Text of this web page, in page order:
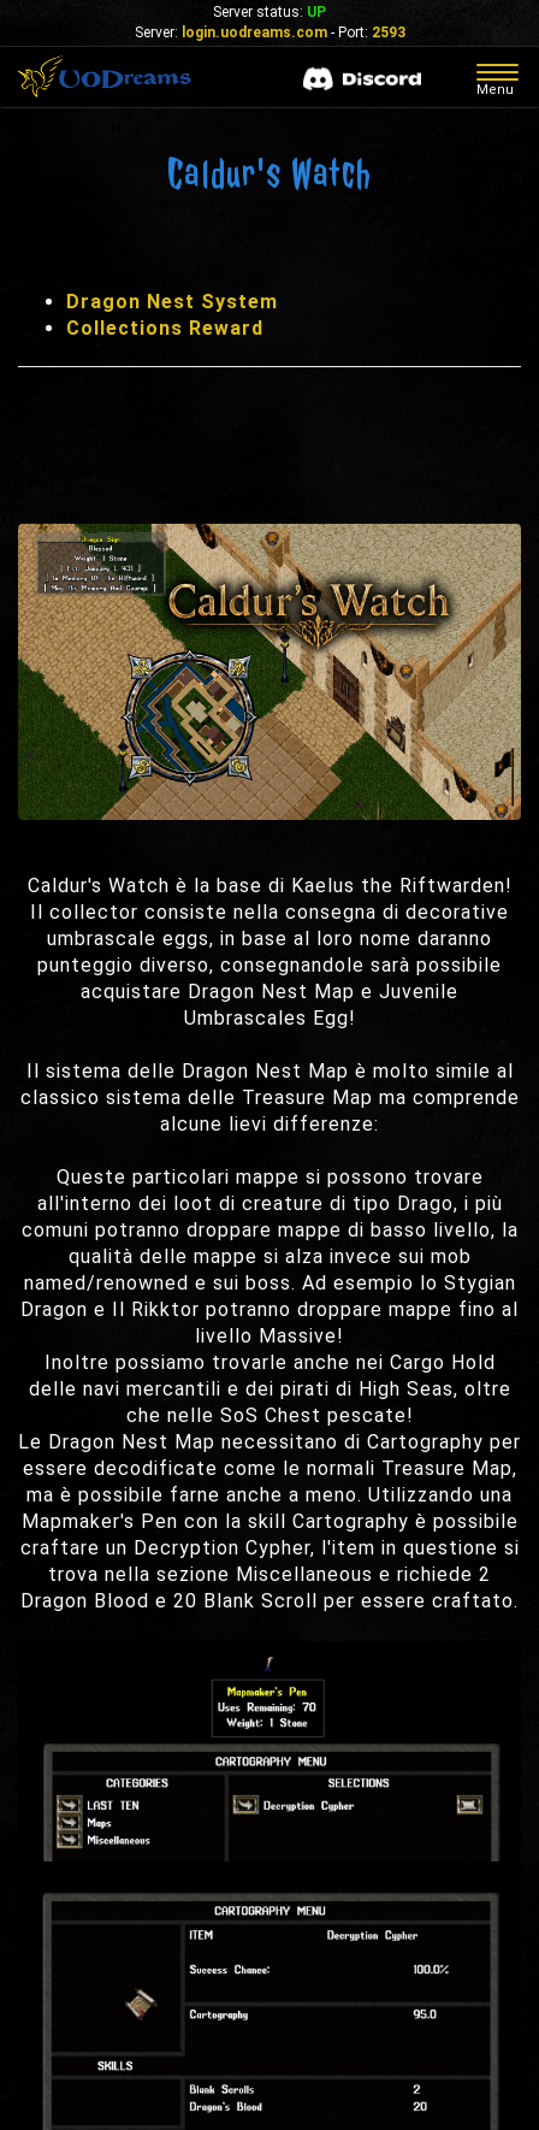
Server status: UP
Server: login.uodreams.com- Port: 2593
Menu
Caldur's Watch
Dragon Nest System
Collections Reward
Caldur's Watch è la base di Kaelus the Riftwarden!
Il collector consiste nella consegna di decorative
umbrascale eggs, in base al loro nome daranno
punteggio diverso, consegnandole sarà possibile
acquistare Dragon Nest Map e Juvenile
Umbrascales Egg!
Il sistema delle Dragon Nest Map è molto simile al
classico sistema delle Treasure Map ma comprende
alcune lievi differenze:
Queste particolari mappe si possono trovare
all'interno dei loot di creature di tipo Drago, i più
comuni potranno droppare mappe di basso livello, la
qualità delle mappe si alza invece sui mob
named/renowned e sui boss. Ad esempio lo Stygian
Dragon e Il Rikktor potranno droppare mappe fino al
livello Massive!
Inoltre possiamo trovarle anche nei Cargo Hold
delle navi mercantili e dei pirati di High Seas, oltre
che nelle SoS Chest pescate!
Le Dragon Nest Map necessitano di Cartography per
essere decodificate come le normali Treasure Map,
ma è possibile farne anche a meno. Utilizzando una
Mapmaker's Pen con la skill Cartography è possibile
craftare un Decryption Cypher, l'item in questione si
trova nella sezione Miscellaneous e richiede 2
Dragon Blood e 20 Blank Scroll per essere craftato.